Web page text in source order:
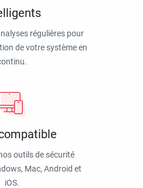
régulières pour
de votre système en
outils de sécurité
Mac, Android et
iOS.